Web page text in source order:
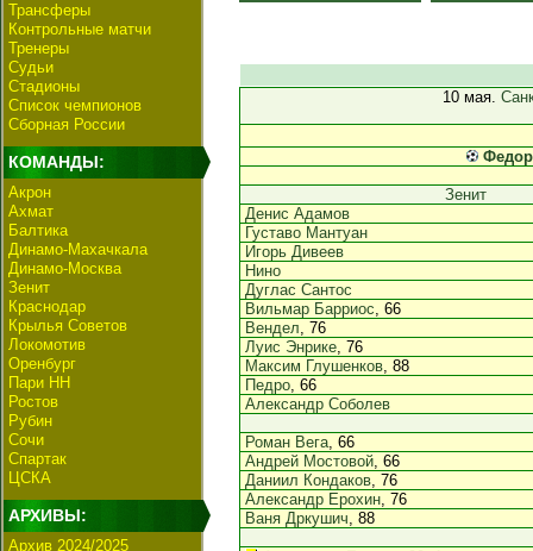
Трансферы
Контрольные матчи
Тренеры
Судьи
Стадионы
Список чемпионов
Сборная России
КОМАНДЫ:
Акрон
Ахмат
Балтика
Динамо-Махачкала
Динамо-Москва
Зенит
Краснодар
Крылья Советов
Локомотив
Оренбург
Пари НН
Ростов
Рубин
Сочи
Спартак
ЦСКА
АРХИВЫ:
Архив 2024/2025
10 мая.
Зенит
Денис Адамов
Густаво Мантуан
Игорь Дивеев
Нино
Дуглас Сантос
Вильмар Барриос, 66
Вендел, 76
Луис Энрике, 76
Максим Глушенков, 88
Педро, 66
Александр Соболев
Роман Вега, 66
Андрей Мостовой, 66
Даниил Кондаков, 76
Александр Ерохин, 76
Ваня Дркушич, 88